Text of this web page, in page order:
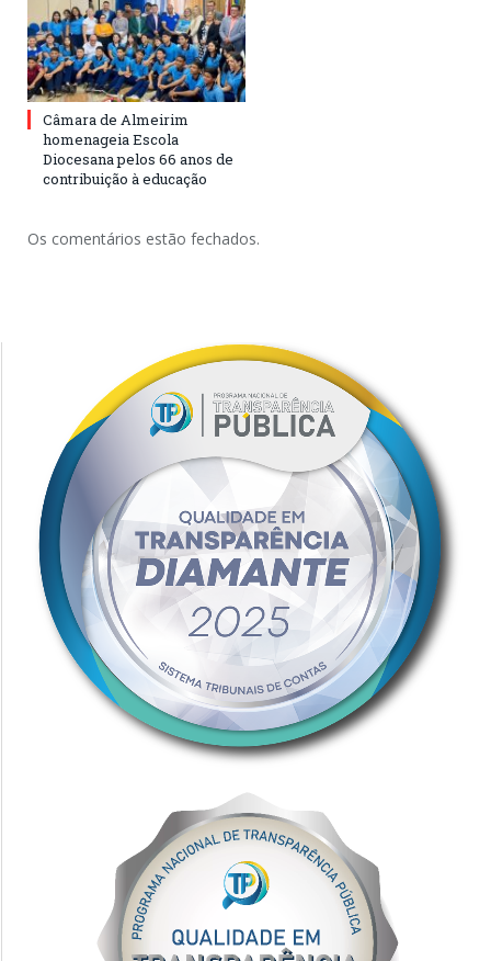
Câmara de Almeirim
homenageia Escola
Diocesana pelos 66 anos de
contribuição à educação
Os comentários estão fechados.